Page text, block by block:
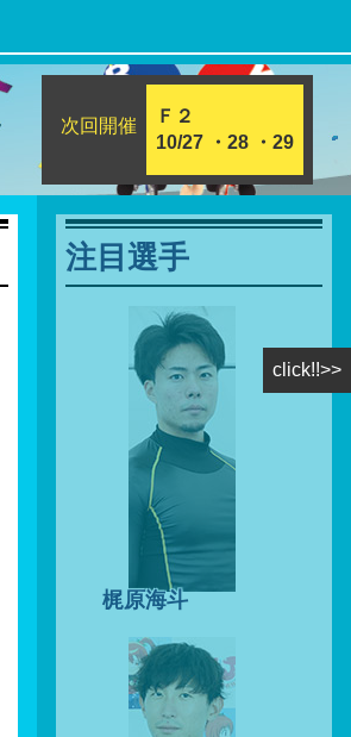
次回開催
Ｆ２
10/27 ・28 ・29
注目選手
梶原海斗